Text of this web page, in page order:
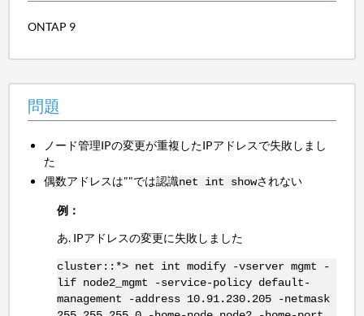
ONTAP 9
問題
ノード管理IPの変更が重複したIPアドレスで失敗しまし
た
偶数アドレスは""では認識net int showされない
例：
IPアドレスの変更に失敗しました
cluster::*> net int modify -vserver mgmt -
lif node2_mgmt -service-policy default-
management -address 10.91.230.205 -netmask